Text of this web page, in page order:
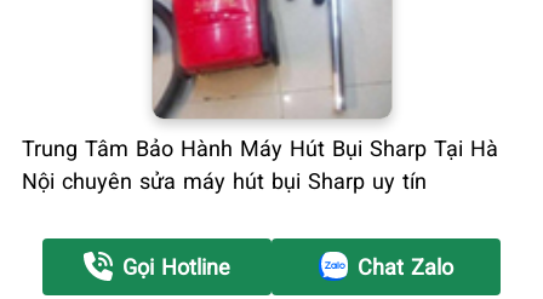
Trung Tâm Bảo Hành Máy Hút Bụi Sharp Tại Hà
Nội chuyên sửa máy hút bụi Sharp uy tín
Gọi Hotline Chat Zalo